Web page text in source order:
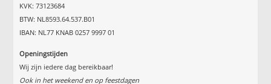
KVK: 73123684
BTW: NL8593.64.537.B01
IBAN: NL77 KNAB 0257 9997 01
Openingstijden
Wij zijn iedere dag bereikbaar!
Ook in het weekend en op feestdagen